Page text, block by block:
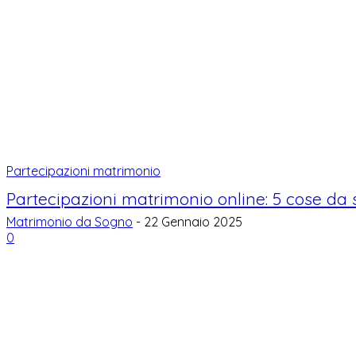
Partecipazioni matrimonio
Partecipazioni matrimonio online: 5 cose da
Matrimonio da Sogno - 22 Gennaio 2025
0